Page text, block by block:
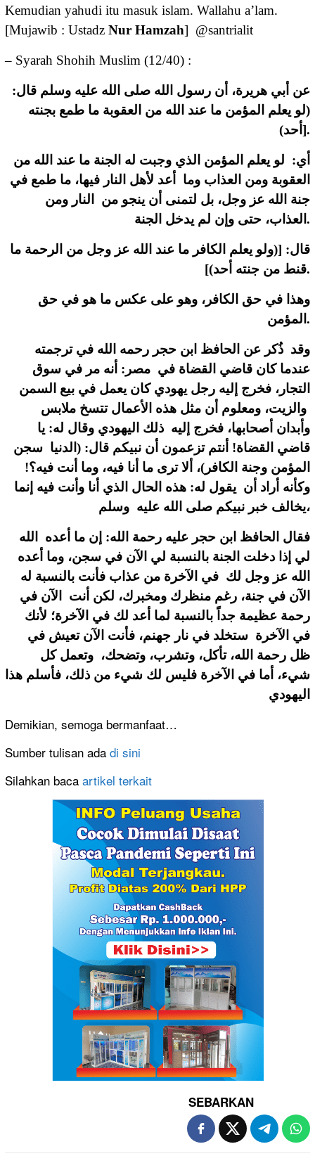
Kemudian yahudi itu masuk islam. Wallahu a’lam.
[Mujawib : Ustadz Nur Hamzah] @santrialit
– Syarah Shohih Muslim (12/40) :
عن أبي هريرة، أن رسول الله صلى الله عليه وسلم قال:
(لو يعلم المؤمن ما عند الله من العقوبة ما طمع بجنته
أحد)].
أي: لو يعلم المؤمن الذي وجبت له الجنة ما عند الله من
العقوبة ومن العذاب وما أعد لأهل النار فيها، ما طمع في
جنة الله عز وجل، بل لتمنى أن ينجو من النار ومن
العذاب، حتى وإن لم يدخل الجنة.
قال: [(ولو يعلم الكافر ما عند الله عز وجل من الرحمة ما
قنط من جنته أحد)].
وهذا في حق الكافر، وهو على عكس ما هو في حق
المؤمن.
وقد ذُكر عن الحافظ ابن حجر رحمه الله في ترجمته
عندما كان قاضي القضاة في مصر: أنه مر في سوق
التجار، فخرج إليه رجل يهودي كان يعمل في بيع السمن
والزيت، ومعلوم أن مثل هذه الأعمال تتسخ ملابس
وأبدان أصحابها، فخرج إليه ذلك اليهودي وقال له: يا
قاضي القضاة! أنتم تزعمون أن نبيكم قال: (الدنيا سجن
المؤمن وجنة الكافر)، ألا ترى ما أنا فيه، وما أنت فيه؟!
وكأنه أراد أن يقول له: هذه الحال الذي أنا وأنت فيه إنما
يخالف خبر نبيكم صلى الله عليه وسلم،
فقال الحافظ ابن حجر عليه رحمة الله: إن ما أعده الله
لي إذا دخلت الجنة بالنسبة لي الآن في سجن، وما أعده
الله عز وجل لك في الآخرة من عذاب فأنت بالنسبة له
الآن في جنة، رغم منظرك ومخبرك، لكن أنت الآن في
رحمة عظيمة جداً بالنسبة لما أعد لك في الآخرة؛ لأنك
في الآخرة ستخلد في نار جهنم، فأنت الآن تعيش في
ظل رحمة الله، تأكل، وتشرب، وتضحك، وتعمل كل
شيء، أما في الآخرة فليس لك شيء من ذلك، فأسلم هذا
اليهودي
Demikian, semoga bermanfaat…
Sumber tulisan ada di sini
Silahkan baca artikel terkait
SEBARKAN